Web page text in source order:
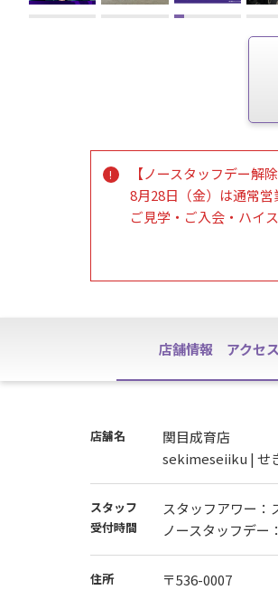
【ノースタッフデー解
8月28日（金）は通常営
ご見学・ご入会・ハイ
ランニングマシンのテ
【退会・休会・オプシ
店舗情報 アクセス
店舗名
関目成育店
sekimeseiiku | せ
スタッフ
受付時間
スタッフアワー：
ノースタッフデー
住所
〒536-0007